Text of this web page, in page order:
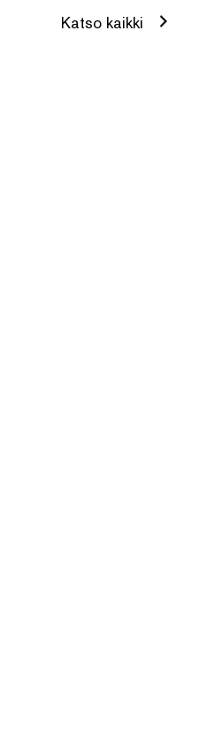
Katso kaikki